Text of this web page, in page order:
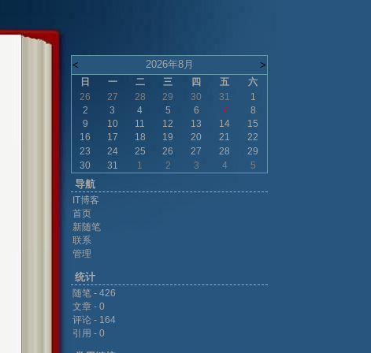
< 2026年8月 >
日 一 二 三 四 五
六
26
27 28 29 30 31
1
2
3 4 5 6 7
8
9
10 11 12 13 14
15
16
17 18 19 20 21
22
23
24 25 26 27 28
29
30
31 1 2 3 4 5
导航
IT博客
首页
新随笔
联系
管理
统计
随笔 - 426
文章 - 0
评论 - 164
引用 - 0